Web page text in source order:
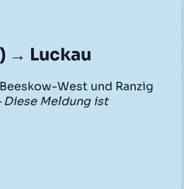
→ Luckau
West und Ranzig
Diese Meldung ist